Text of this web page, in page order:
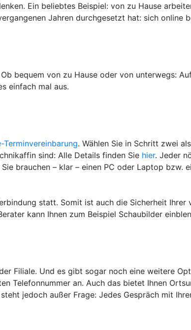
Ein beliebtes Beispiel: von zu Hause
Jahren durchgesetzt hat: sich online
bequem von zu Hause oder von unterwegs:
einfach mal aus.
Terminvereinbarung. Wählen Sie in Schritt zwei
sind: Alle Details finden Sie hier. Jeder
brauchen – klar – einen PC oder Laptop bzw.
statt. Somit ist auch die Sicherheit
kann Ihnen zum Beispiel Schaubilder
Filiale. Und es gibt sogar noch eine weitere
Telefonnummer an. Auch das bietet Ihnen
jedoch außer Frage: Jedes Gespräch mit